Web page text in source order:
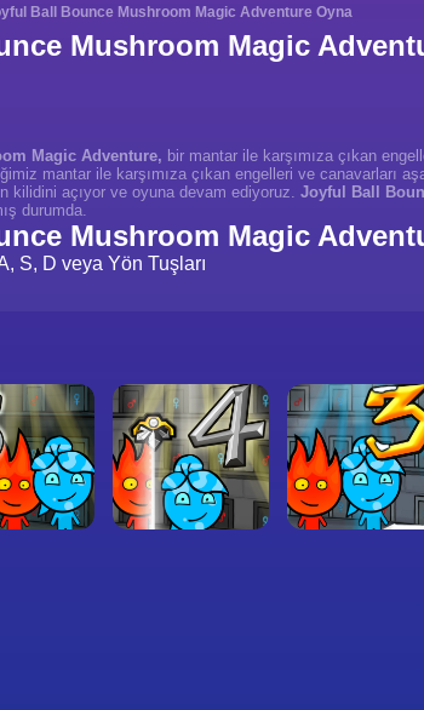
Ball Bounce Mushroom Magic Adventure Oyna
Mushroom Magic
Magic Adventure, bir mantar ile karşımıza çıkan
mantar ile karşımıza çıkan engelleri ve canavarları
kilidini açıyor ve oyuna devam ediyoruz. Joyful Ball
durumda.
Mushroom Magic
S, D veya Yön Tuşları